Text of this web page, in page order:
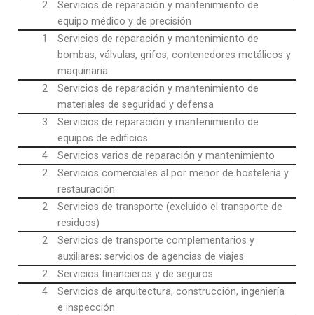
2
Servicios de reparación y mantenimiento de
equipo médico y de precisión
1
Servicios de reparación y mantenimiento de
bombas, válvulas, grifos, contenedores metálicos y
maquinaria
2
Servicios de reparación y mantenimiento de
materiales de seguridad y defensa
3
Servicios de reparación y mantenimiento de
equipos de edificios
4
Servicios varios de reparación y mantenimiento
2
Servicios comerciales al por menor de hostelería y
restauración
2
Servicios de transporte (excluido el transporte de
residuos)
2
Servicios de transporte complementarios y
auxiliares; servicios de agencias de viajes
2
Servicios financieros y de seguros
4
Servicios de arquitectura, construcción, ingeniería
e inspección